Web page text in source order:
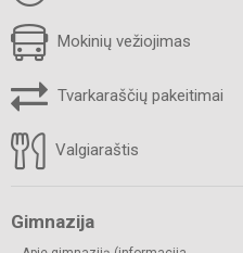
Mokinių vežiojimas
Tvarkaraščių pakeitimai
Valgiaraštis
Gimnazija